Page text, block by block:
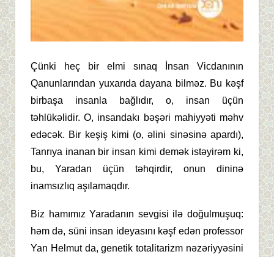
Çünki heç bir elmi sınaq İnsan Vicdanının
Qanunlarından yuxarıda dayana bilməz. Bu kəşf
birbaşa insanla bağlıdır, o, insan üçün
təhlükəlidir. O, insandakı bəşəri mahiyyəti məhv
edəcək. Bir keşiş kimi (o, əlini sinəsinə apardı),
Tanrıya inanan bir insan kimi demək istəyirəm ki,
bu, Yaradan üçün təhqirdir, onun dininə
inamsızlıq aşılamaqdır.
Biz hamımız Yaradanın sevgisi ilə doğulmuşuq:
həm də, süni insan ideyasını kəşf edən professor
Yan Helmut da, genetik totalitarizm nəzəriyyəsini